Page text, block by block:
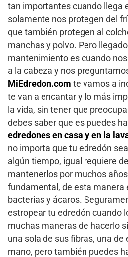
tan importantes cuando llega
solamente nos protegen del
que también protegen al
manchas y polvo. Pero
mantenimiento es cuando
a la cabeza y nos
MiEdredon.com te vamos a
te van a encantar y lo más
la vida, sin tener que
debes saber que es puedes
edredones en casa y en la
no importa que tu edredón
algún tiempo, igual requiere
mantenerlos por muchos
fundamental, de esta manera
bacterias y ácaros.
estropear tu edredón cuando
muchas maneras de hacerlo
una sola de sus fibras, una de
mano, pero también puedes